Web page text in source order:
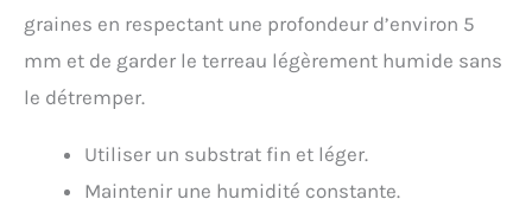
graines en respectant une profondeur d’environ 5
mm et de garder le terreau légèrement humide sans
le détremper.
Utiliser un substrat fin et léger.
Maintenir une humidité constante.